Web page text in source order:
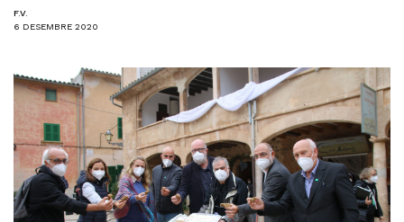
F.V.
6 DESEMBRE 2020